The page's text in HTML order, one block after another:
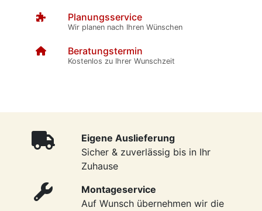
Planungsservice
Wir planen nach Ihren Wünschen
Beratungstermin
Kostenlos zu Ihrer Wunschzeit
Eigene Auslieferung
Sicher & zuverlässig bis in Ihr
Zuhause
Montageservice
Auf Wunsch übernehmen wir die